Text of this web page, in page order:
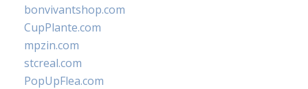
bonvivantshop.com
CupPlante.com
mpzin.com
stcreal.com
PopUpFlea.com